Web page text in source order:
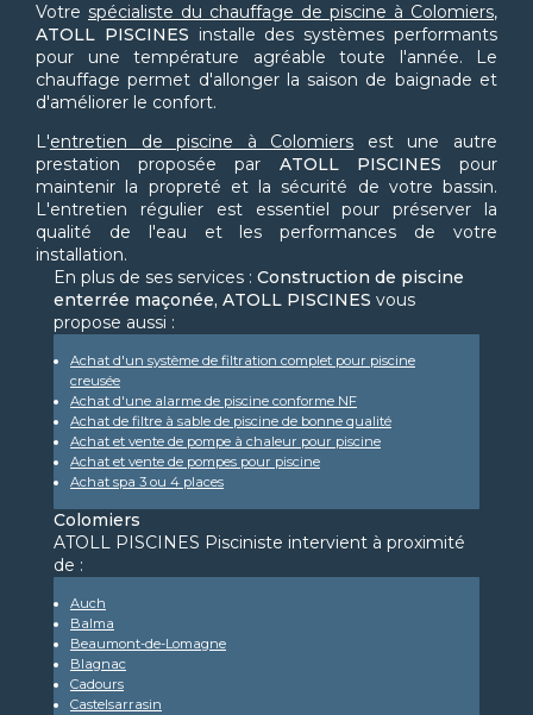
Votre spécialiste du chauffage de piscine à Colomiers,
ATOLL PISCINES installe des systèmes performants
pour une température agréable toute l'année. Le
chauffage permet d'allonger la saison de baignade et
d'améliorer le confort.
L'entretien de piscine à Colomiers est une autre
prestation proposée par ATOLL PISCINES pour
maintenir la propreté et la sécurité de votre bassin.
L'entretien régulier est essentiel pour préserver la
qualité de l'eau et les performances de votre
installation.
En plus de ses services : Construction de piscine
enterrée maçonée, ATOLL PISCINES vous
propose aussi :
Achat d'un système de filtration complet pour piscine
creusée
Achat d'une alarme de piscine conforme NF
Achat de filtre à sable de piscine de bonne qualité
Achat et vente de pompe à chaleur pour piscine
Achat et vente de pompes pour piscine
Achat spa 3 ou 4 places
Colomiers
ATOLL PISCINES Pisciniste intervient à proximité
de :
Auch
Balma
Beaumont-de-Lomagne
Blagnac
Cadours
Castelsarrasin